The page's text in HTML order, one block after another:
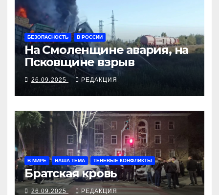
БЕЗОПАСНОСТЬ В РОССИИ
На Смоленщине авария, на
Псковщине взрыв
26.09.2025 РЕДАКЦИЯ
В МИРЕ НАША ТЕМА ТЕНЕВЫЕ КОНФЛИКТЫ
Братская кровь
26.09.2025 РЕДАКЦИЯ